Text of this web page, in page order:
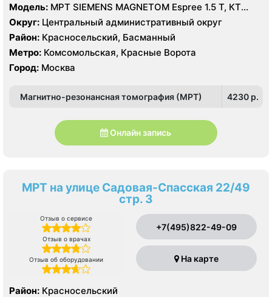
Модель: МРТ SIEMENS MAGNETOM Espree 1.5 Т, КТ
Toshiba Aquilion PRIME 160 срезов, УЗИ Hitachi-Aloka
Prosound Alpha7, GE LOGIQ S7
Округ: Центральный административный округ
Район: Красносельский, Басманный
Метро: Комсомольская, Красные Ворота
Город: Москва
Магнитно-резонансная томография (МРТ) 4230 p.
Онлайн запись
МРТ на улице Садовая-Спасская 22/49
стр. 3
Отзыв о сервисе
Отзыв о врачах
Отзыв об оборудовании
+7(495)822-49-09
На карте
Район: Красносельский